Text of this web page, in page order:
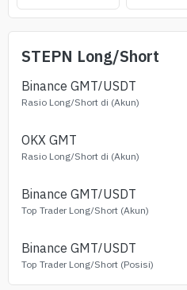
STEPN Long/Short
Binance GMT/USDT
Rasio Long/Short di (Akun)
OKX GMT
Rasio Long/Short di (Akun)
Binance GMT/USDT
Top Trader Long/Short (Akun)
Binance GMT/USDT
Top Trader Long/Short (Posisi)